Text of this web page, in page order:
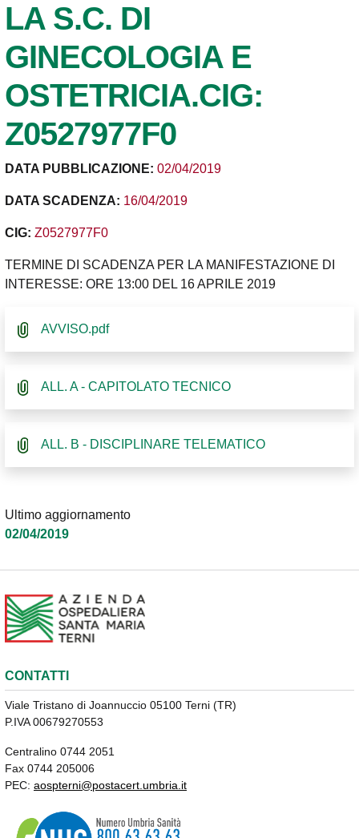
LA S.C. DI
GINECOLOGIA E
OSTETRICIA.CIG:
Z0527977F0
DATA PUBBLICAZIONE: 02/04/2019
DATA SCADENZA: 16/04/2019
CIG: Z0527977F0
TERMINE DI SCADENZA PER LA MANIFESTAZIONE DI
INTERESSE: ORE 13:00 DEL 16 APRILE 2019
AVVISO.pdf
ALL. A - CAPITOLATO TECNICO
ALL. B - DISCIPLINARE TELEMATICO
Ultimo aggiornamento
02/04/2019
CONTATTI
Viale Tristano di Joannuccio 05100 Terni (TR)
P.IVA 00679270553
Centralino 0744 2051
Fax 0744 205006
PEC: aospterni@postacert.umbria.it